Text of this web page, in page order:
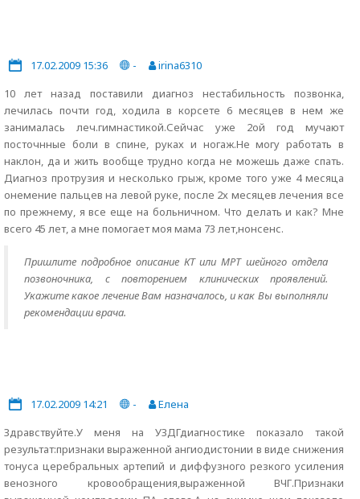
17.02.2009 15:36 -
irina6310
10 лет назад поставили диагноз нестабильность позвонка,
лечилась почти год, ходила в корсете 6 месяцев в нем же
занималась леч.гимнастикой.Сейчас уже 2ой год мучают
посточнные боли в спине, руках и ногаж.Не могу работать в
наклон, да и жить вообще трудно когда не можешь даже спать.
Диагноз протрузия и несколько грыж, кроме того уже 4 месяца
онемение пальцев на левой руке, после 2х месяцев лечения все
по прежнему, я все еще на больничном. Что делать и как? Мне
всего 45 лет, а мне помогает моя мама 73 лет,нонсенс.
Пришлите подробное описание КТ или МРТ шейного отдела
позвоночника, с повторением клинических проявлений.
Укажите какое лечение Вам назначалось, и как Вы выполняли
рекомендации врача.
17.02.2009 14:21 -
Елена
Здравствуйте.У меня на УЗДГдиагностике показало такой
результат:признаки выраженной ангиодистонии в виде снижения
тонуса церебральных артепий и диффузного резкого усиления
венозного кровообращения,выраженной ВЧГ.Признаки